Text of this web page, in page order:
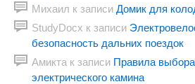
Михаил к записи Домик для
StudyDocx к записи
безопасность дальних поездок
Амикта к записи Правила
электрического камина